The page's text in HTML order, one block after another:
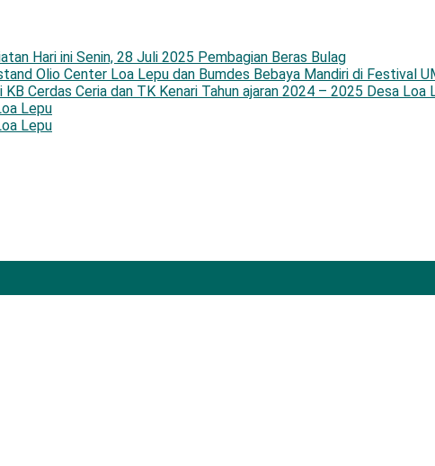
Hari ini Senin, 28 Juli 2025 Pembagian Beras Bulag
Olio Center Loa Lepu dan Bumdes Bebaya Mandiri di Festival
Cerdas Ceria dan TK Kenari Tahun ajaran 2024 – 2025 Desa Loa
Lepu
Lepu